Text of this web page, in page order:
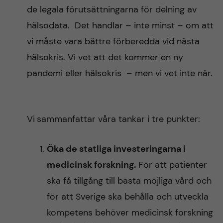
de legala förutsättningarna för delning av
hälsodata. Det handlar – inte minst – om att
vi måste vara bättre förberedda vid nästa
hälsokris. Vi vet att det kommer en ny
pandemi eller hälsokris – men vi vet inte när.
Vi sammanfattar våra tankar i tre punkter:
Öka de statliga investeringarna i
medicinsk forskning.För att patienter
ska få tillgång till bästa möjliga vård och
för att Sverige ska behålla och utveckla
kompetens behöver medicinsk forskning